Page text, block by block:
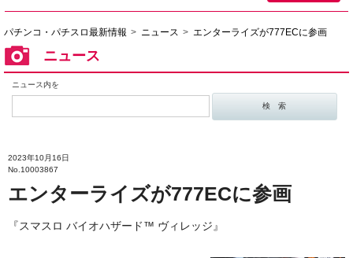
パチンコ・パチスロ最新情報 ニュース エンターライズが777ECに参画
ニュース
ニュース内を
2023年10月16日
No.10003867
エンターライズが777ECに参画
『スマスロ バイオハザード™ ヴィレッジ』